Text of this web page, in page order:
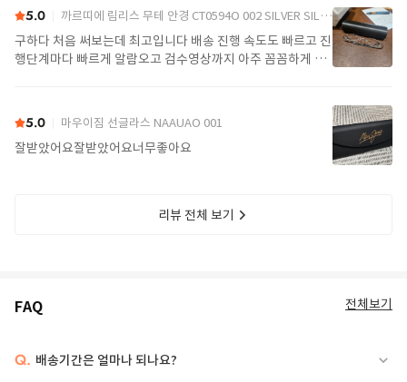
5.0 까르띠에 림리스 무테 안경 CT0594O 002 SILVER SILVER TRANSPARENT
구하다 처음 써보는데 최고입니다 배송 진행 속도도 빠르고 진
행단계마다 빠르게 알람오고 검수영상까지 아주 꼼꼼하게 찍
5.0 마우이짐 선글라스 NAAUAO 001
잘받았어요잘받았어요너무좋아요
리뷰 전체 보기
FAQ 전체보기
Q. 배송기간은 얼마나 되나요?